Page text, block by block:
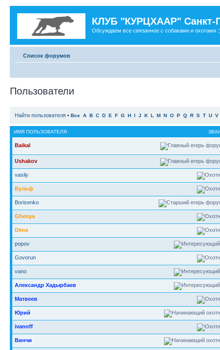
КЛУБ "КУРЦХААР" Санкт-
Обсуждаем все связанное с собаками и охотами
Список форумов
Пользователи
Найти пользователя • Все A B C D E F G H I J K L M N O P Q R S T U V
ИМЯ ПОЛЬЗОВАТЕЛЯ
Baikal
Ushakov
vasily
Вульф
Borisenko
Ghenya
Dima
popov
Govorun
vano
Александр Хадырбаев
Матвеев
Юрий
ivanoff
Винчи